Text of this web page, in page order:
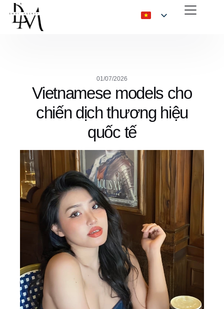
01/07/2026
Vietnamese models cho
chiến dịch thương hiệu
quốc tế